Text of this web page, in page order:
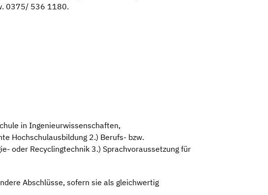
0375/ 536 1180.
in Ingenieurwissenschaften,
Hochschulausbildung 2.) Berufs- bzw.
oder Recyclingtechnik 3.) Sprachvoraussetzung für
Abschlüsse, sofern sie als gleichwertig